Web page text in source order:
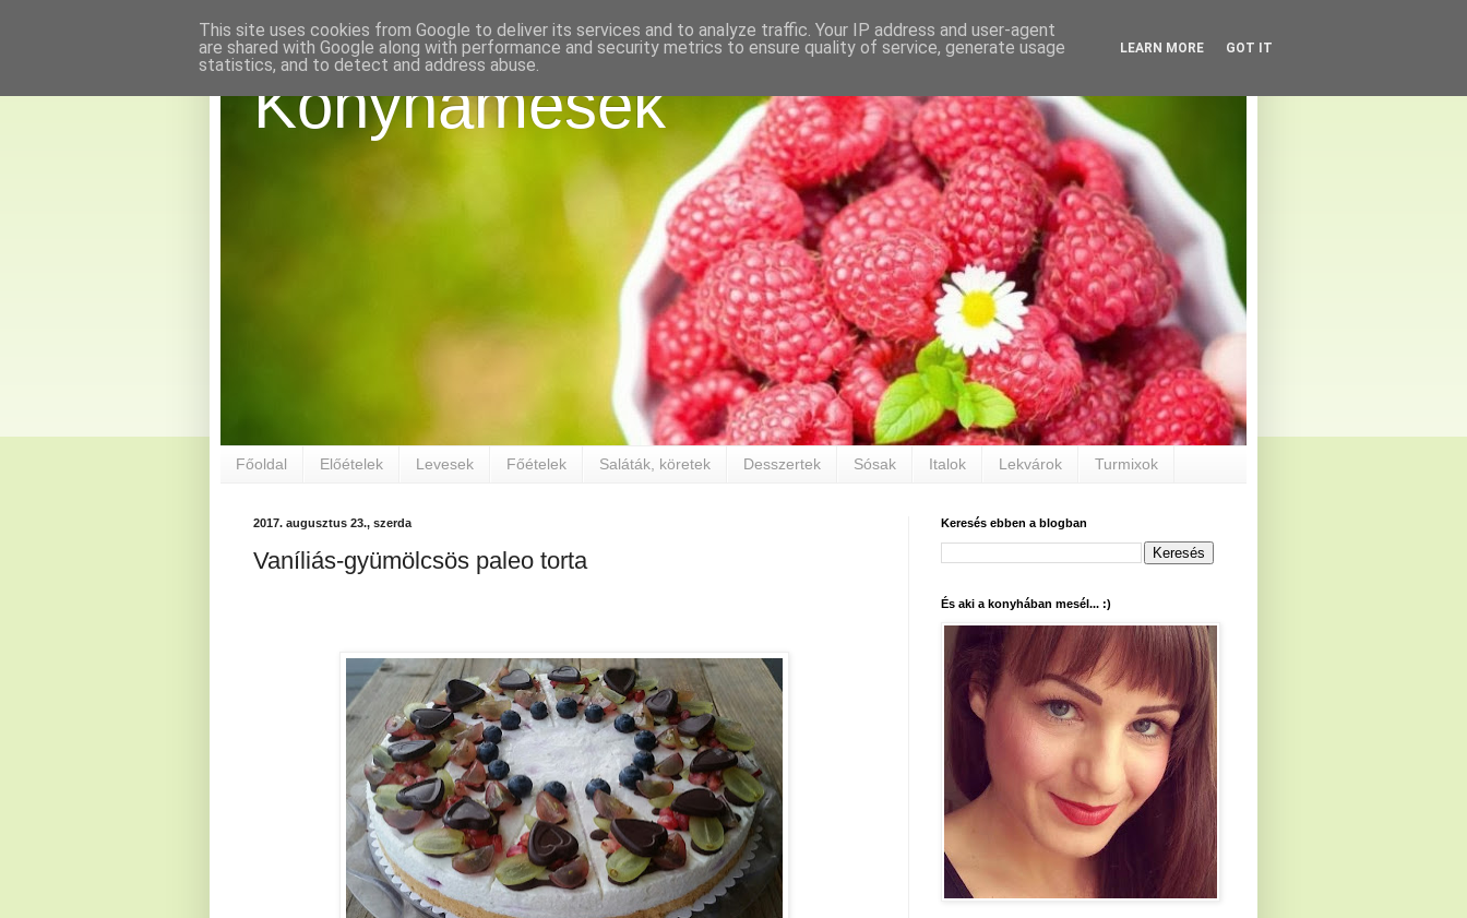
Konyhamesék
Főoldal Előételek Levesek Főételek Saláták, köretek Desszertek Sósak Italok Lekvárok Turmixok
2017. augusztus 23., szerda
Vaníliás-gyümölcsös paleo torta
Keresés ebben a blogban
És aki a konyhában mesél... :)
This site uses cookies from Google to deliver its services and to analyze traffic. Your IP address and user-agent
are shared with Google along with performance and security metrics to ensure quality of service, generate usage
statistics, and to detect and address abuse.
LEARN MORE GOT IT